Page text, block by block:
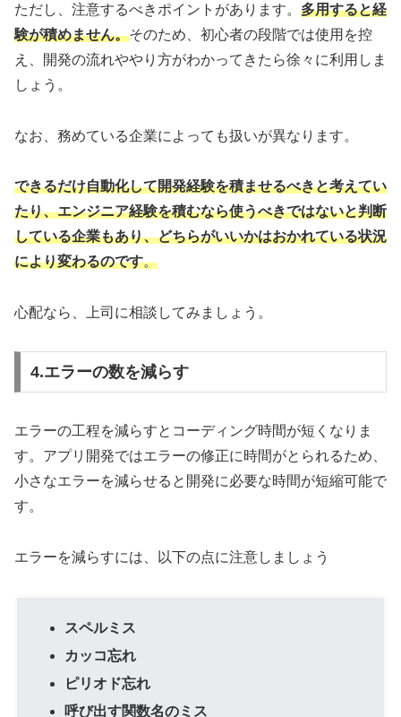
ただし、注意するべきポイントがあります。 多用すると経
験が積めません。そのため、初心者の段階では使用を控
え、開発の流れややり方がわかってきたら徐々に利用しま
しょう。
なお、務めている企業によっても扱いが異なります。
できるだけ自動化して開発経験を積ませるべきと考えてい
たり、エンジニア経験を積むなら使うべきではないと判断
している企業もあり、どちらがいいかはおかれている状況
により変わるのです。
心配なら、上司に相談してみましょう。
4.エラーの数を減らす
エラーの工程を減らすとコーディング時間が短くなりま
す。アプリ開発ではエラーの修正に時間がとられるため、
小さなエラーを減らせると開発に必要な時間が短縮可能で
す。
エラーを減らすには、以下の点に注意しましょう
スペルミス
カッコ忘れ
ピリオド忘れ
呼び出す関数名のミス